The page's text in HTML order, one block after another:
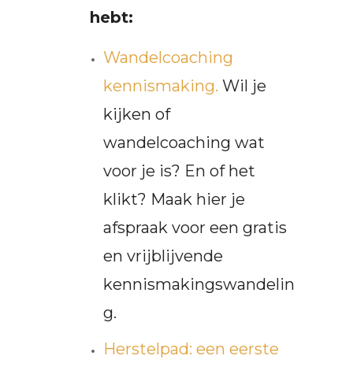
hebt:
Wandelcoaching
kennismaking. Wil je
kijken of
wandelcoaching wat
voor je is? En of het
klikt? Maak hier je
afspraak voor een gratis
en vrijblijvende
kennismakingswandelin
g.
Herstelpad: een eerste